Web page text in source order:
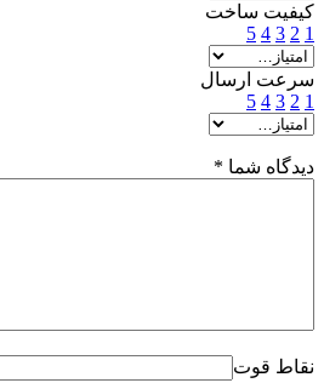
کیفیت ساخت
1
2
3
4
5
سرعت ارسال
1
2
3
4
5
دیدگاه شما *
نقاط قوت